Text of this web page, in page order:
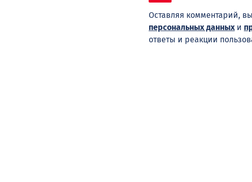
Оставляя комментарий,
персональных данных и
ответы и реакции